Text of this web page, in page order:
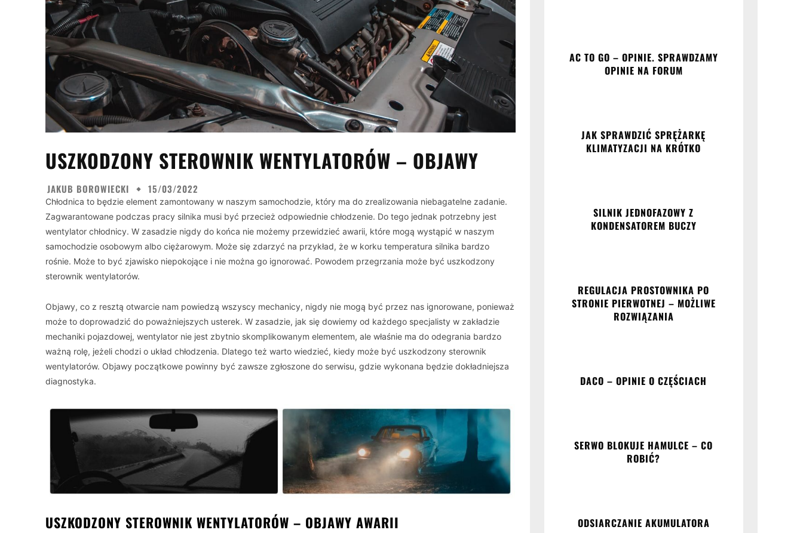
USZKODZONY STEROWNIK WENTYLATORÓW – OBJAWY
JAKUB BOROWIECKI 15/03/2022
Chłodnica to będzie element zamontowany w naszym samochodzie, który ma do zrealizowania niebagatelne zadanie.
Zagwarantowane podczas pracy silnika musi być przecież odpowiednie chłodzenie. Do tego jednak potrzebny jest
wentylator chłodnicy. W zasadzie nigdy do końca nie możemy przewidzieć awarii, które mogą wystąpić w naszym
samochodzie osobowym albo ciężarowym. Może się zdarzyć na przykład, że w korku temperatura silnika bardzo
rośnie. Może to być zjawisko niepokojące i nie można go ignorować. Powodem przegrzania może być uszkodzony
sterownik wentylatorów.
Objawy, co z resztą otwarcie nam powiedzą wszyscy mechanicy, nigdy nie mogą być przez nas ignorowane, ponieważ
może to doprowadzić do poważniejszych usterek. W zasadzie, jak się dowiemy od każdego specjalisty w zakładzie
mechaniki pojazdowej, wentylator nie jest zbytnio skomplikowanym elementem, ale właśnie ma do odegrania bardzo
ważną rolę, jeżeli chodzi o układ chłodzenia. Dlatego też warto wiedzieć, kiedy może być uszkodzony sterownik
wentylatorów. Objawy początkowe powinny być zawsze zgłoszone do serwisu, gdzie wykonana będzie dokładniejsza
diagnostyka.
USZKODZONY STEROWNIK WENTYLATORÓW – OBJAWY AWARII
AC TO GO – OPINIE. SPRAWDZAMY
OPINIE NA FORUM
JAK SPRAWDZIĆ SPRĘŻARKĘ
KLIMATYZACJI NA KRÓTKO
SILNIK JEDNOFAZOWY Z
KONDENSATOREM BUCZY
REGULACJA PROSTOWNIKA PO
STRONIE PIERWOTNEJ – MOŻLIWE
ROZWIĄZANIA
DACO – OPINIE O CZĘŚCIACH
SERWO BLOKUJE HAMULCE – CO
ROBIĆ?
ODSIARCZANIE AKUMULATORA